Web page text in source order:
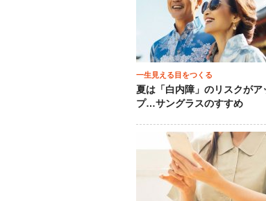
一生見える目をつくる
夏は「白内障」のリスクがア
プ…サングラスのすすめ